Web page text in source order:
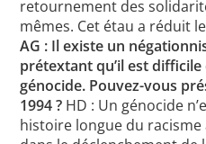
retournement des
mêmes. Cet étau a réduit
AG : Il existe un
prétextant qu’il est
génocide. Pouvez-vous
1994 ? HD : Un génocide
histoire longue du